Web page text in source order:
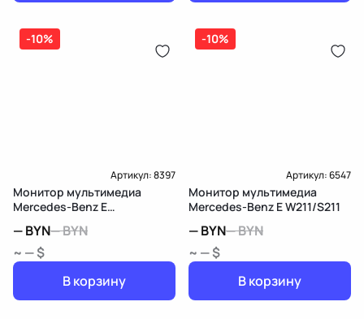
-10%
Артикул:8397
Монитор мультимедиа
Mercedes-Benz E
—BYN—BYN
~ — $
В корзину
-10%
Артикул:6547
Монитор мультимедиа
Mercedes-Benz E W211/S211
—BYN—BYN
~ — $
В корзину